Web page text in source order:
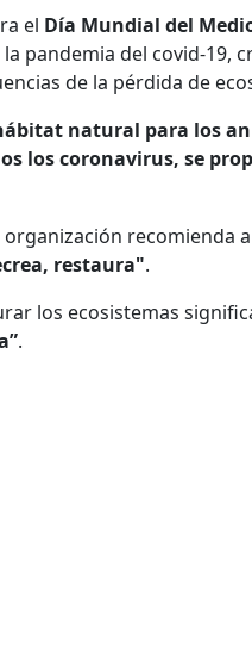
el Día Mundial del
pandemia del covid-19,
de la pérdida de
natural para los
los coronavirus, se
recomienda
restaura".
los ecosistemas
.